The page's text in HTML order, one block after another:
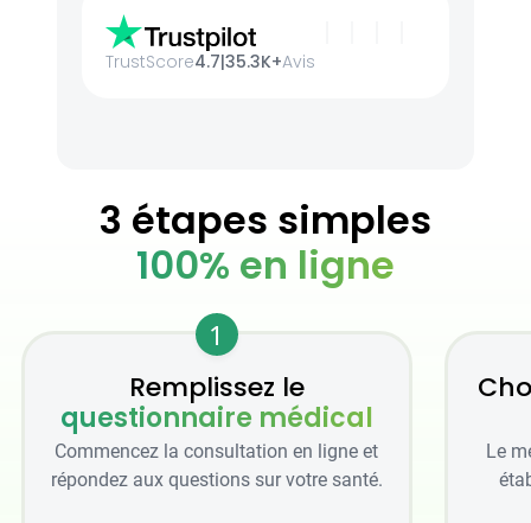
TrustScore4.7|35.3K+Avis
3 étapes simples
100% en ligne
1
Remplissez le
questionnaire médical
Commencez la consultation en ligne et
répondez aux questions sur votre santé.
Le